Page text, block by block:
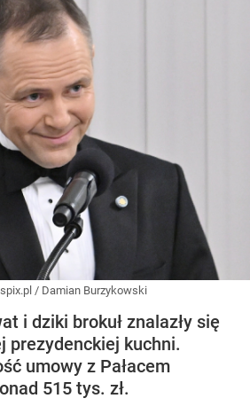
/ Damian Burzykowski
i dziki brokuł znalazły się
prezydenckiej kuchni.
umowy z Pałacem
515 tys. zł.